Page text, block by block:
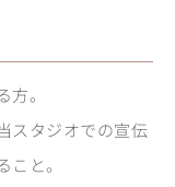
。
スタジオでの宣伝
と。